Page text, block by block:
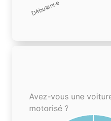
Avez-vous une
motorisé ?